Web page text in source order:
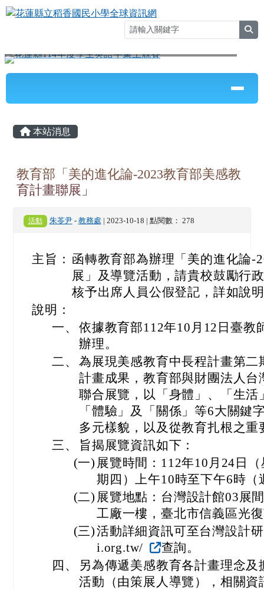
跳至主內容區
花蓮縣立稻香國民小學全球資訊網
導覽列
主內容區域
本站消息
教育部「美的進化論-2023教育部美感教
育計畫聯展」
活動 朱苓尹- 教務處 | 2023-10-18 | 點閱數： 278
主旨： 函轉教育部為辦理「美的進化論-
展」及導覽活動，請貴校鼓勵行
核予出席人員公假登記，詳如說
說明：
一、 依據教育部112年10月12日臺教
辦理。
二、 為展現美感教育中長程計畫第
計畫成果，教育部與財團法人
聯合展覽，以「身體」、「生
「體驗」及「關係」等6大關鍵
多元樣貌，以及從教育扎根之重
三、
旨揭展覽資訊如下：
(一) 展覽時間：112年10月24日
期四）上午10時至下午6時（
(二) 展覽地點：台灣設計館03展
工廠一樓，臺北市信義區光
(三)活動詳細資訊可至台灣設計
i.org.tw/
查詢。
四、
另為傳遞美感教育各計畫理念
活動（由策展人導覽），相關資